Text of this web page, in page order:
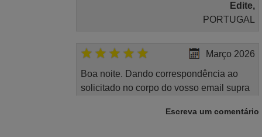
Edite,
PORTUGAL
Março 2026
Boa noite. Dando correspondência ao
solicitado no corpo do vosso email supra
o meu testemunho sobre a experiência
Escreva um comentário